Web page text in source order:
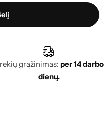
grąžinimas: per 14 darbo
dienų.